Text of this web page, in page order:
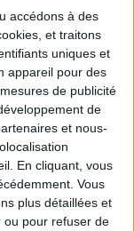
accédons à des
et traitons
uniques et
appareil pour des
de publicité
de
et nous-
En cliquant, vous
Vous
plus détaillées et
ou pour refuser de
Voir tout